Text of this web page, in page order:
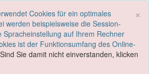
×
Cookies für ein optimales
werden beispielsweise die Session-
Spracheinstellung auf Ihrem Rechner
ist der Funktionsumfang des Online-
Sind Sie damit nicht einverstanden, klicken